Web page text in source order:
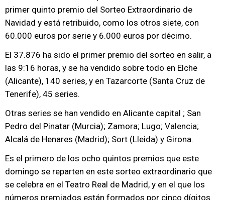
primer quinto premio del Sorteo Extraordinario de
Navidad y está retribuido, como los otros siete, con
60.000 euros por serie y 6.000 euros por décimo.
El 37.876 ha sido el primer premio del sorteo en salir, a
las 9:16 horas, y se ha vendido sobre todo en Elche
(Alicante), 140 series, y en Tazarcorte (Santa Cruz de
Tenerife), 45 series.
Otras series se han vendido en Alicante capital ; San
Pedro del Pinatar (Murcia); Zamora; Lugo; Valencia;
Alcalá de Henares (Madrid); Sort (Lleida) y Girona.
Es el primero de los ocho quintos premios que este
domingo se reparten en este sorteo extraordinario que
se celebra en el Teatro Real de Madrid, y en el que los
números premiados están formados por cinco dígitos.